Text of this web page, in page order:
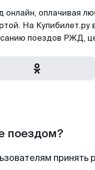
онлайн, оплачивая
На Купибилет.ру
поездов РЖД,
поездом?
принять